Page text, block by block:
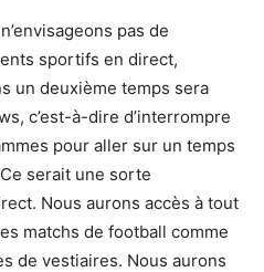
pas de
sportifs en direct,
un deuxième temps sera
c’est-à-dire d’interrompre
pour aller sur un temps
serait une sorte
Nous aurons accès à tout
matchs de football comme
de vestiaires. Nous aurons